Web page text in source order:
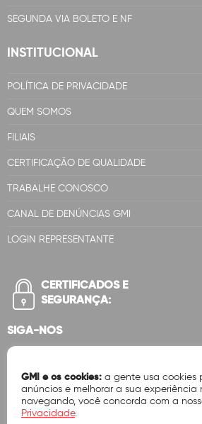
SEGUNDA VIA BOLETO E NF
INSTITUCIONAL
POLÍTICA DE PRIVACIDADE
QUEM SOMOS
FILIAIS
CERTIFICAÇÃO DE QUALIDADE
TRABALHE CONOSCO
CANAL DE DENÚNCIAS GMI
LOGIN REPRESENTANTE
CERTIFICADOS E
SEGURANÇA:
SIGA-NOS
GMI e os cookies: a gente usa cookies
anúncios e melhorar a sua experiência
navegando, você concorda com a
Privacidade.